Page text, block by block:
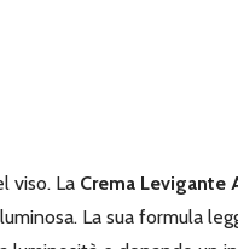
viso. La Crema Levigante
La sua formula